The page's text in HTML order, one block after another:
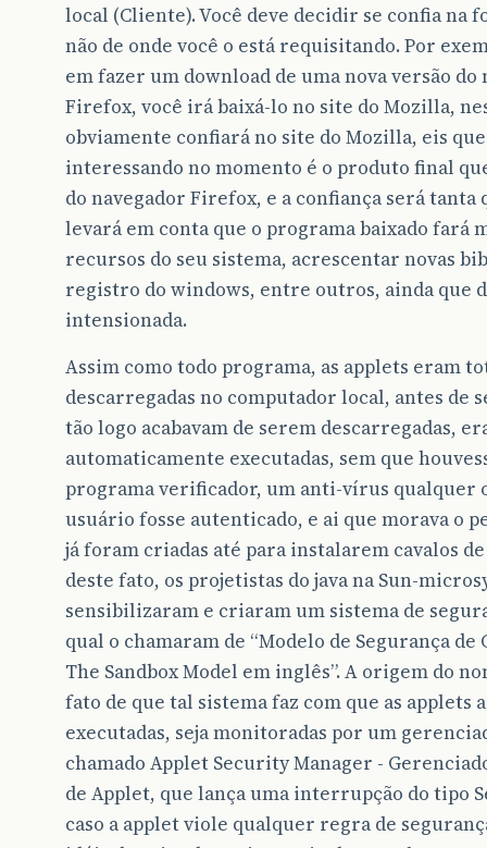
local (Cliente). Você deve decidir se confia na
não de onde você o está requisitando. Por
em fazer um download de uma nova versão do
Firefox, você irá baixá-lo no site do Mozilla,
obviamente confiará no site do Mozilla, eis
interessando no momento é o produto final
do navegador Firefox, e a confiança será tanta
levará em conta que o programa baixado fará
recursos do seu sistema, acrescentar novas
registro do windows, entre outros, ainda que
intensionada.
Assim como todo programa, as applets eram
descarregadas no computador local, antes de
tão logo acabavam de serem descarregadas,
automaticamente executadas, sem que
programa verificador, um anti-vírus qualquer
usuário fosse autenticado, e ai que morava o
já foram criadas até para instalarem cavalos
deste fato, os projetistas do java na Sun-
sensibilizaram e criaram um sistema de
qual o chamaram de “Modelo de Segurança de
The Sandbox Model em inglês”. A origem do
fato de que tal sistema faz com que as applets
executadas, seja monitoradas por um
chamado Applet Security Manager -
de Applet, que lança uma interrupção do tipo
caso a applet viole qualquer regra de